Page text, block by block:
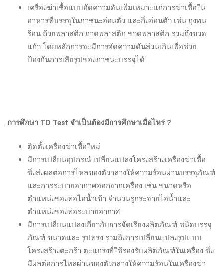
เครื่องฆ่าเชื้อแบบอัดความดันเพิ่มเหมาะแก่การฆ่าเชื้อใน
อาหารที่บรรจุในภาชนะอ่อนตัว และกึ่งอ่อนตัว เช่น ถุงทน
ร้อน ถ้วยพลาสติก ถาดพลาสติก ขวดพลาสติก รวมถึงขวด
แก้ว โดยหลักการจะมีการอัดความดันส่วนเกินเพื่อช่วย
ป้องกันการเสียรูปของภาชนะบรรจุได้
การศึกษา TD Test จำเป็นต้องมีการศึกษาเมื่อไหร่ ?
ติดตั้งเครื่องฆ่าเชื้อใหม่
มีการเปลี่ยนอุปกรณ์ เปลี่ยนแปลงโครงสร้างเครื่องฆ่าเชื้อ
ซึ่งส่งผลต่อการไหลของตัวกลางให้ความร้อนผ่านบรรจุภัณฑ์
และการระบายอากาศออกจากเครื่อง เช่น ขนาดหรือ
ตำแหน่งของท่อไอน้ำเข้า จำนวนรูกระจายไอน้ำและ
ตำแหน่งของท่อระบายอากาศ
มีการเปลี่ยนแปลงเกี่ยวกับการจัดเรียงผลิตภัณฑ์ ชนิดบรรจุ
ภัณฑ์ ขนาดและ รูปทรง รวมถึงการเปลี่ยนแปลงรูปแบบ
โครงสร้างตะกร้า ตะแกรงที่ใช้รองรับผลิตภัณฑ์ในเครื่อง ซึ่ง
มีผลต่อการไหลผ่านของตัวกลางให้ความร้อนในเครื่องฆ่า